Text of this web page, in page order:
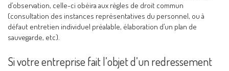
d’observation, celle-ci obéira aux règles de droit commun
(consultation des instances représentatives du personnel, ou à
défaut entretien individuel préalable, élaboration d’un plan de
sauvegarde, etc).
Si votre entreprise fait l’objet d’un redressement